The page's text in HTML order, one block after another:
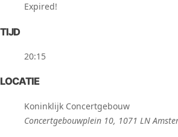
Expired!
TIJD
20:15
LOCATIE
Koninklijk Concertgebouw
Concertgebouwplein 10, 1071 LN